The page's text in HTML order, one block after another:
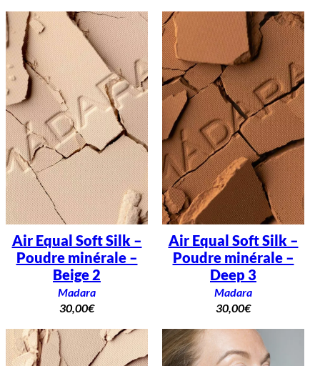
Air Equal Soft Silk –
Poudre minérale –
Beige 2
Madara
30,00€
Air Equal Soft Silk –
Poudre minérale –
Deep 3
Madara
30,00€